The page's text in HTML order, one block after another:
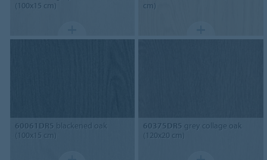
(100x15 cm)
cm)
60061DR5 blackened oak
(100x15 cm)
60375DR5 grey collage oak
(120x20 cm)